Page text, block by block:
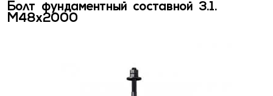
Болт фундаментный составной 3.1.
М48х2000